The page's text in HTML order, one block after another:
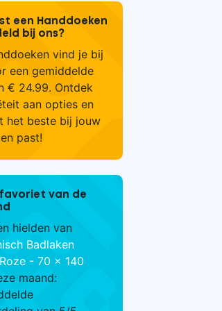
een Handdoeken
bij ons?
vind je bij
een gemiddelde
€ 24.99. Ontdek
aan opties en
het beste bij jouw
past!
van de
hielden van
Badlaken
- 70 x 140
maand: